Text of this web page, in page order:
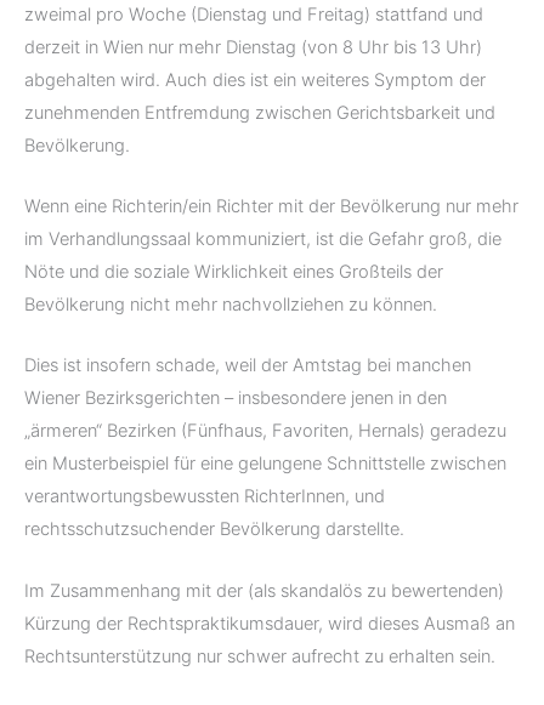
zweimal pro Woche (Dienstag und Freitag) stattfand und
derzeit in Wien nur mehr Dienstag (von 8 Uhr bis 13 Uhr)
abgehalten wird. Auch dies ist ein weiteres Symptom der
zunehmenden Entfremdung zwischen Gerichtsbarkeit und
Bevölkerung.
Wenn eine Richterin/ein Richter mit der Bevölkerung nur mehr
im Verhandlungssaal kommuniziert, ist die Gefahr groß, die
Nöte und die soziale Wirklichkeit eines Großteils der
Bevölkerung nicht mehr nachvollziehen zu können.
Dies ist insofern schade, weil der Amtstag bei manchen
Wiener Bezirksgerichten – insbesondere jenen in den
„ärmeren“ Bezirken (Fünfhaus, Favoriten, Hernals) geradezu
ein Musterbeispiel für eine gelungene Schnittstelle zwischen
verantwortungsbewussten RichterInnen, und
rechtsschutzsuchender Bevölkerung darstellte.
Im Zusammenhang mit der (als skandalös zu bewertenden)
Kürzung der Rechtspraktikumsdauer, wird dieses Ausmaß an
Rechtsunterstützung nur schwer aufrecht zu erhalten sein.